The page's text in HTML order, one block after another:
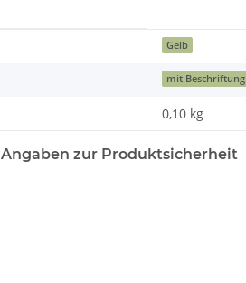
Gelb
mit Beschriftung
0,10 kg
Angaben zur Produktsicherheit